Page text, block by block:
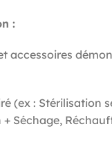
:
accessoires
(ex : Stérilisation
Séchage,